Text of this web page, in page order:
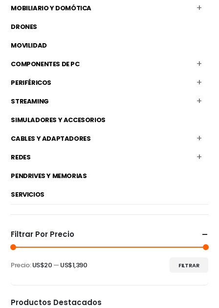
MOBILIARIO Y DOMÓTICA
DRONES
MOVILIDAD
COMPONENTES DE PC
PERIFÉRICOS
STREAMING
SIMULADORES Y ACCESORIOS
CABLES Y ADAPTADORES
REDES
PENDRIVES Y MEMORIAS
SERVICIOS
Filtrar Por Precio
Precio
mínimo
Precio
máximo
FILTRAR
Precio:US$20 — US$1,390
Productos Destacados